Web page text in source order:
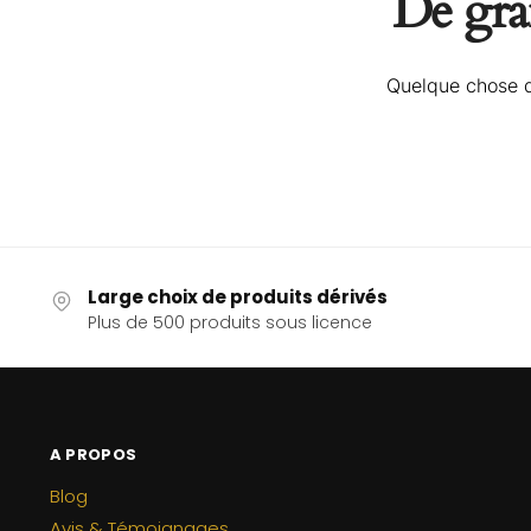
Quelque chose
Large choix de produits dérivés
Plus de 500 produits sous licence
A PROPOS
Blog